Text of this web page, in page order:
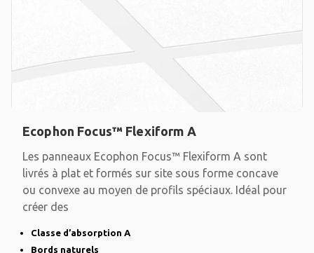
Ecophon Focus™ Flexiform A
Les panneaux Ecophon Focus™ Flexiform A sont
livrés à plat et formés sur site sous forme concave
ou convexe au moyen de profils spéciaux. Idéal pour
créer des
Classe d’absorption A
Bords naturels